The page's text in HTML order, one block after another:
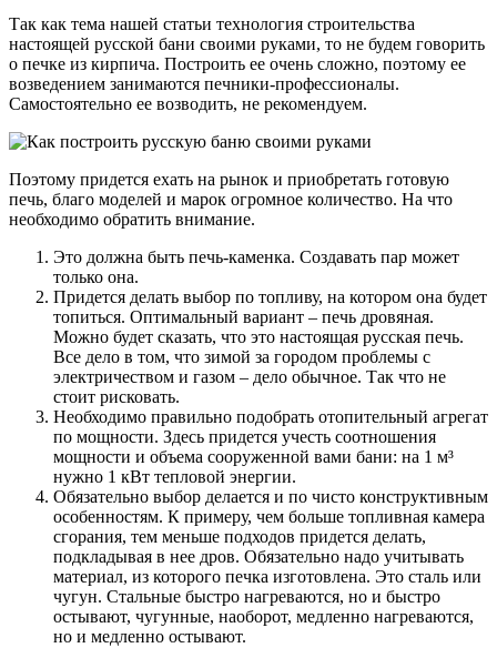
Так как тема нашей статьи технология строительства
настоящей русской бани своими руками, то не будем говорить
о печке из кирпича. Построить ее очень сложно, поэтому ее
возведением занимаются печники-профессионалы.
Самостоятельно ее возводить, не рекомендуем.
Поэтому придется ехать на рынок и приобретать готовую
печь, благо моделей и марок огромное количество. На что
необходимо обратить внимание.
Это должна быть печь-каменка. Создавать пар может
только она.
Придется делать выбор по топливу, на котором она будет
топиться. Оптимальный вариант – печь дровяная.
Можно будет сказать, что это настоящая русская печь.
Все дело в том, что зимой за городом проблемы с
электричеством и газом – дело обычное. Так что не
стоит рисковать.
Необходимо правильно подобрать отопительный агрегат
по мощности. Здесь придется учесть соотношения
мощности и объема сооруженной вами бани: на 1 м³
нужно 1 кВт тепловой энергии.
Обязательно выбор делается и по чисто конструктивным
особенностям. К примеру, чем больше топливная камера
сгорания, тем меньше подходов придется делать,
подкладывая в нее дров. Обязательно надо учитывать
материал, из которого печка изготовлена. Это сталь или
чугун. Стальные быстро нагреваются, но и быстро
остывают, чугунные, наоборот, медленно нагреваются,
но и медленно остывают.